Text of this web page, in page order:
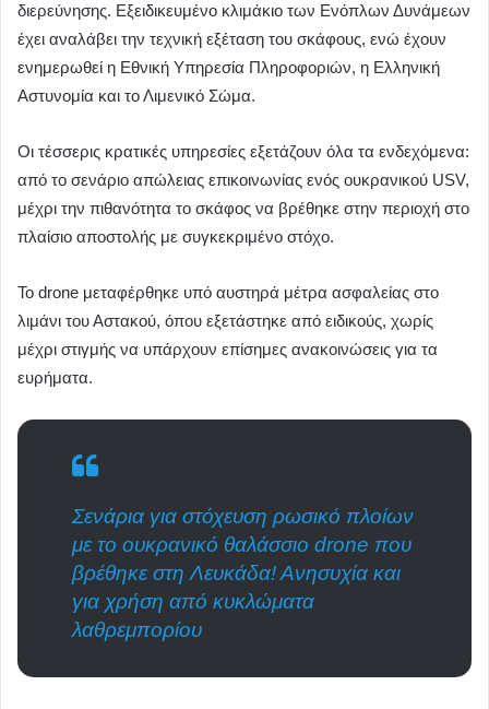
διερεύνησης. Εξειδικευμένο κλιμάκιο των Ενόπλων Δυνάμεων
έχει αναλάβει την τεχνική εξέταση του σκάφους, ενώ έχουν
ενημερωθεί η Εθνική Υπηρεσία Πληροφοριών, η Ελληνική
Αστυνομία και το Λιμενικό Σώμα.
Οι τέσσερις κρατικές υπηρεσίες εξετάζουν όλα τα ενδεχόμενα:
από το σενάριο απώλειας επικοινωνίας ενός ουκρανικού USV,
μέχρι την πιθανότητα το σκάφος να βρέθηκε στην περιοχή στο
πλαίσιο αποστολής με συγκεκριμένο στόχο.
Το drone μεταφέρθηκε υπό αυστηρά μέτρα ασφαλείας στο
λιμάνι του Αστακού, όπου εξετάστηκε από ειδικούς, χωρίς
μέχρι στιγμής να υπάρχουν επίσημες ανακοινώσεις για τα
ευρήματα.
Σενάρια για στόχευση ρωσικό πλοίων
με το ουκρανικό θαλάσσιο drone που
βρέθηκε στη Λευκάδα! Ανησυχία και
για χρήση από κυκλώματα
λαθρεμπορίου